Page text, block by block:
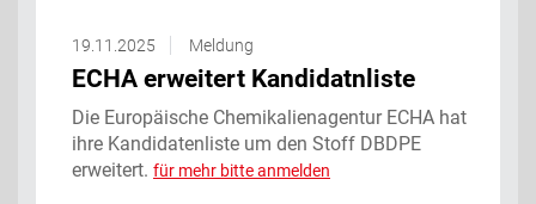
19.11.2025 Meldung
ECHA erweitert Kandidatnliste
Die Europäische Chemikalienagentur ECHA hat
ihre Kandidatenliste um den Stoff DBDPE
erweitert. für mehr bitte anmelden